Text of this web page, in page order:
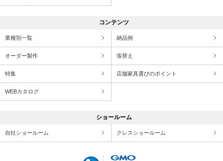
コンテンツ
業種別一覧 納品例
オーダー製作 張替え
特集 店舗家具選びのポイント
WEBカタログ
ショールーム
自社ショールーム クレスショールーム